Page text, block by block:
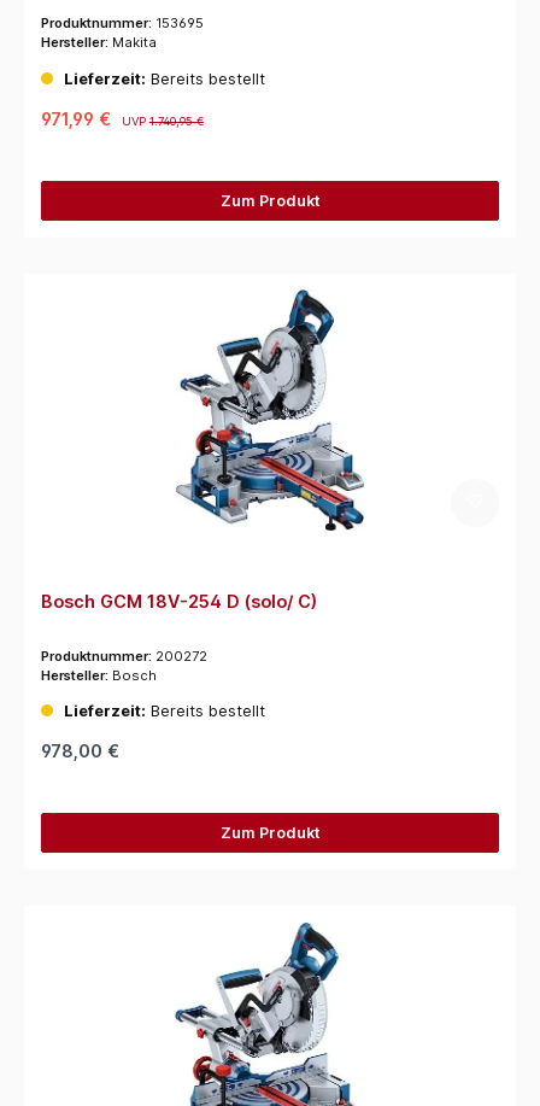
Produktnummer: 153695
Hersteller: Makita
Lieferzeit: Bereits bestellt
971,99 € UVP1.740,95 €
Zum Produkt
Bosch GCM 18V-254 D (solo/ C)
Produktnummer: 200272
Hersteller: Bosch
Lieferzeit: Bereits bestellt
978,00 €
Zum Produkt